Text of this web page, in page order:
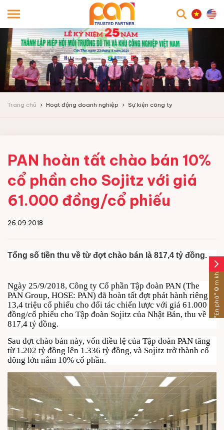
Trang chủ Hoạt động doanh nghiệp Sự kiện công ty
PAN hoàn tất chào bán 10%
cổ phần cho Sojitz với giá
61.000 đồng/cổ phiếu
26.09.2018
Tổng số tiền thu về từ đợt chào bán là 817,4 tỷ đồng.
Ngày 25/9/2018, Công ty Cổ phần Tập đoàn PAN (The
PAN Group, HOSE: PAN) đã hoàn tất đợt phát hành riêng lẻ
13,4 triệu cổ phiếu cho đối tác chiến lược với giá 61.000
đồng/cổ phiếu cho Tập đoàn Sojitz của Nhật Bản, thu về
817,4 tỷ đồng.
Sau đợt chào bán này, vốn điều lệ của Tập đoàn PAN tăng
từ 1.202 tỷ đồng lên 1.336 tỷ đồng, và Sojitz trở thành cổ
đông lớn nắm 10% cổ phần.
arrow_forward_ios
Sáº£n pháº©m khÃ¡c